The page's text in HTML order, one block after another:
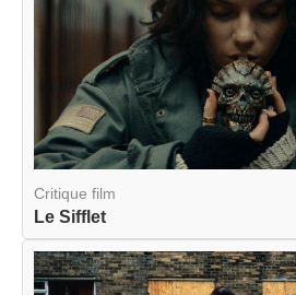
Critique film
Le Sifflet